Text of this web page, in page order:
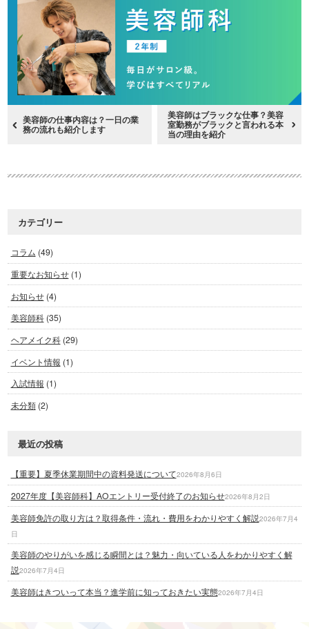
美容師の仕事内容は？一日の業
務の流れも紹介します
美容師はブラックな仕事？美容
室勤務がブラックと言われる本
当の理由を紹介
カテゴリー
コラム (49)
重要なお知らせ(1)
お知らせ(4)
美容師科(35)
ヘアメイク科(29)
イベント情報 (1)
入試情報 (1)
未分類(2)
最近の投稿
【重要】夏季休業期間中の資料発送について2026年8月6日
2027年度【美容師科】AOエントリー受付終了のお知らせ2026年8月2日
美容師免許の取り方は？取得条件・流れ・費用をわかりやすく解説2026年7月4
日
美容師のやりがいを感じる瞬間とは？魅力・向いている人をわかりやすく解
説2026年7月4日
美容師はきついって本当？進学前に知っておきたい実態2026年7月4日